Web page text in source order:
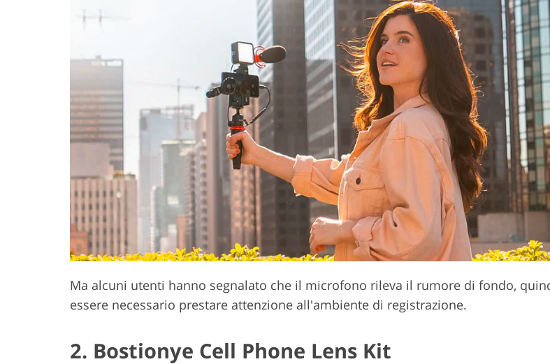
Ma alcuni utenti hanno segnalato che il microfono rileva il rumore di fondo,
essere necessario prestare attenzione all'ambiente di registrazione.
2. Bostionye Cell Phone Lens Kit